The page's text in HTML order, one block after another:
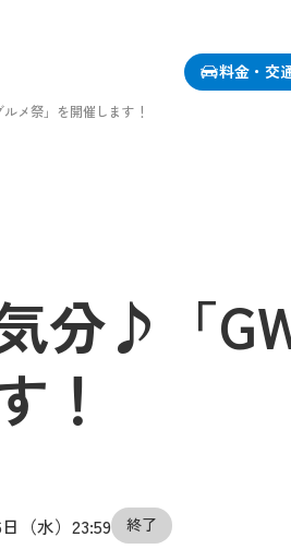
料金・交
メ祭」を開催します！
分♪「
！
（水）23:59 終了